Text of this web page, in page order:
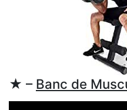
★ – Banc de